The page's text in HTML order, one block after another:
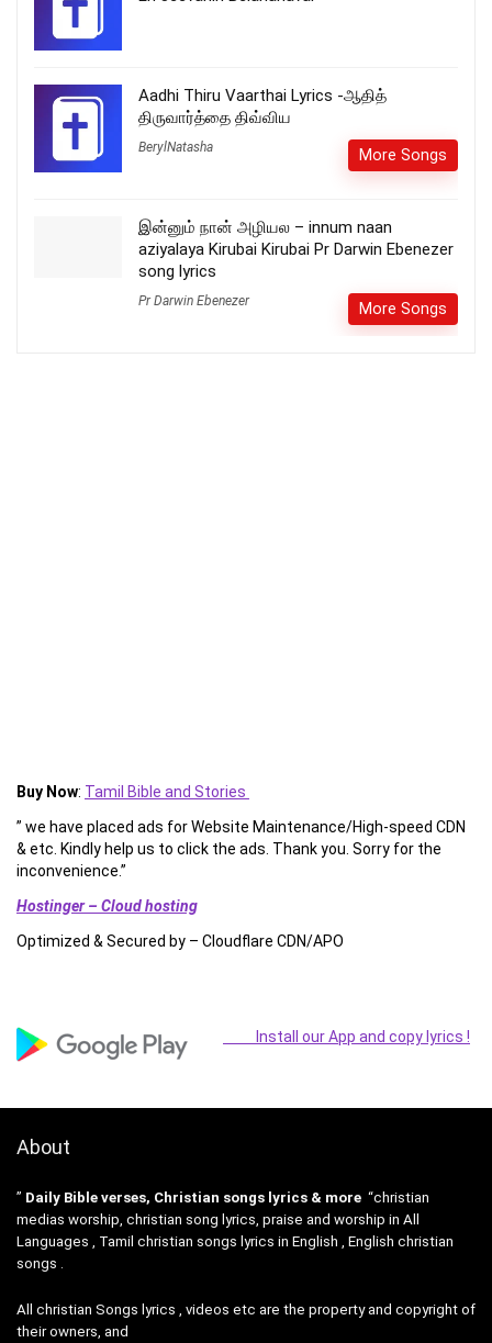
Aadhi Thiru Vaarthai Lyrics -ஆதித்
திருவார்த்தை திவ்விய
BerylNatasha More Songs
இன்னும் நான் அழியல – innum naan
aziyalaya Kirubai Kirubai Pr Darwin Ebenezer
song lyrics
Pr Darwin Ebenezer More Songs
Buy Now: Tamil Bible and Stories
” we have placed ads for Website Maintenance/High-speed CDN
& etc. Kindly help us to click the ads. Thank you. Sorry for the
inconvenience.”
Hostinger – Cloud hosting
Optimized & Secured by – Cloudflare CDN/APO
Install our App and copy lyrics !
About
” Daily Bible verses, Christian songs lyrics & more “christian
medias worship, christian song lyrics, praise and worship in All
Languages , Tamil christian songs lyrics in English , English christian
songs .
All christian Songs lyrics , videos etc are the property and copyright of
their owners, and